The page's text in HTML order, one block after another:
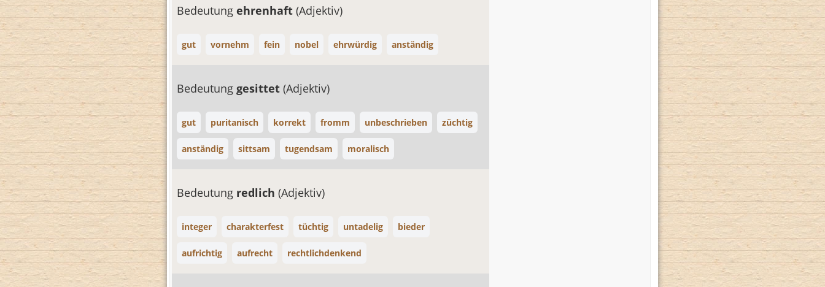
Bedeutung ehrenhaft (Adjektiv)
gut vornehm fein nobel ehrwürdig anständig
Bedeutung gesittet (Adjektiv)
gut puritanisch korrekt fromm unbeschrieben züchtig
anständig sittsam tugendsam moralisch
Bedeutung redlich (Adjektiv)
integer charakterfest tüchtig untadelig bieder
aufrichtig aufrecht rechtlichdenkend